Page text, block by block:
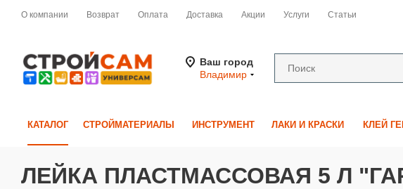
О компании Возврат Оплата Доставка Акции Услуги Статьи
Ваш город
Владимир
КАТАЛОГ СТРОЙМАТЕРИАЛЫ ИНСТРУМЕНТ ЛАКИ И КРАСКИ КЛЕЙ
ЛЕЙКА ПЛАСТМАССОВАЯ 5 Л